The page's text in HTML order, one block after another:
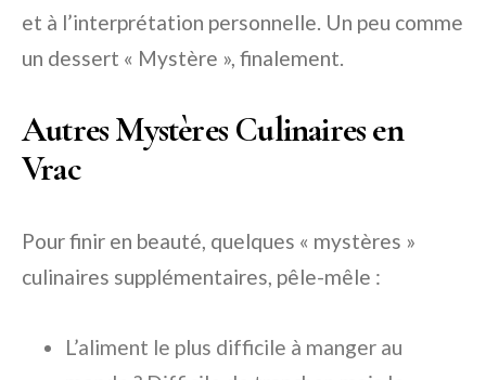
et à l’interprétation personnelle. Un peu comme
un dessert « Mystère », finalement.
Autres Mystères Culinaires en
Vrac
Pour finir en beauté, quelques « mystères »
culinaires supplémentaires, pêle-mêle :
L’aliment le plus difficile à manger au